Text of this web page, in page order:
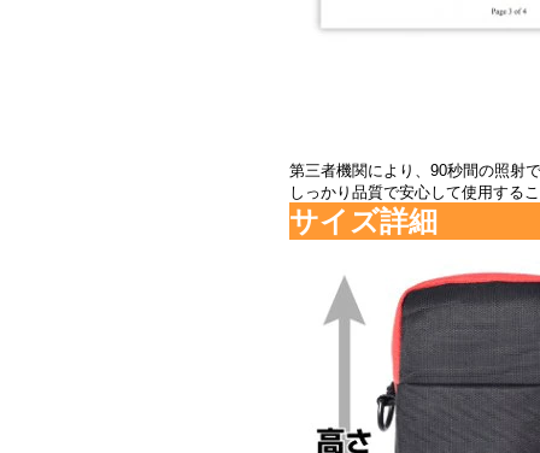
第三者機関により、90秒間の照射
しっかり品質で安心して使用する
サイズ詳細